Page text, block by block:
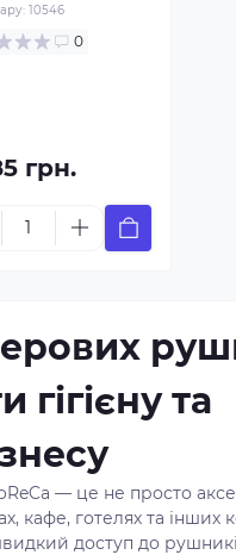
10546
0
грн.
та
— це не просто
кафе, готелях та інших
доступ до